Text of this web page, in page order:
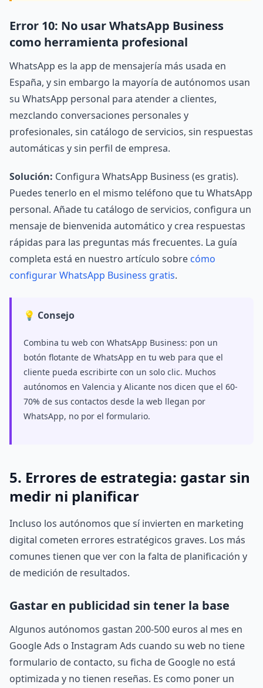
Error 10: No usar WhatsApp Business
como herramienta profesional
WhatsApp es la app de mensajería más usada en
España, y sin embargo la mayoría de autónomos usan
su WhatsApp personal para atender a clientes,
mezclando conversaciones personales y
profesionales, sin catálogo de servicios, sin respuestas
automáticas y sin perfil de empresa.
Solución: Configura WhatsApp Business (es gratis).
Puedes tenerlo en el mismo teléfono que tu WhatsApp
personal. Añade tu catálogo de servicios, configura un
mensaje de bienvenida automático y crea respuestas
rápidas para las preguntas más frecuentes. La guía
completa está en nuestro artículo sobre cómo
configurar WhatsApp Business gratis.
💡 Consejo
Combina tu web con WhatsApp Business: pon un
botón flotante de WhatsApp en tu web para que el
cliente pueda escribirte con un solo clic. Muchos
autónomos en Valencia y Alicante nos dicen que el 60-
70% de sus contactos desde la web llegan por
WhatsApp, no por el formulario.
5. Errores de estrategia: gastar sin
medir ni planificar
Incluso los autónomos que sí invierten en marketing
digital cometen errores estratégicos graves. Los más
comunes tienen que ver con la falta de planificación y
de medición de resultados.
Gastar en publicidad sin tener la base
Algunos autónomos gastan 200-500 euros al mes en
Google Ads o Instagram Ads cuando su web no tiene
formulario de contacto, su ficha de Google no está
optimizada y no tienen reseñas. Es como poner un